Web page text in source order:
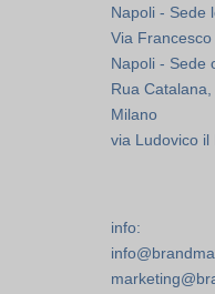
Napoli - Sede
Via
Napoli - Sede
Rua
Milano
via Ludovico il
info: